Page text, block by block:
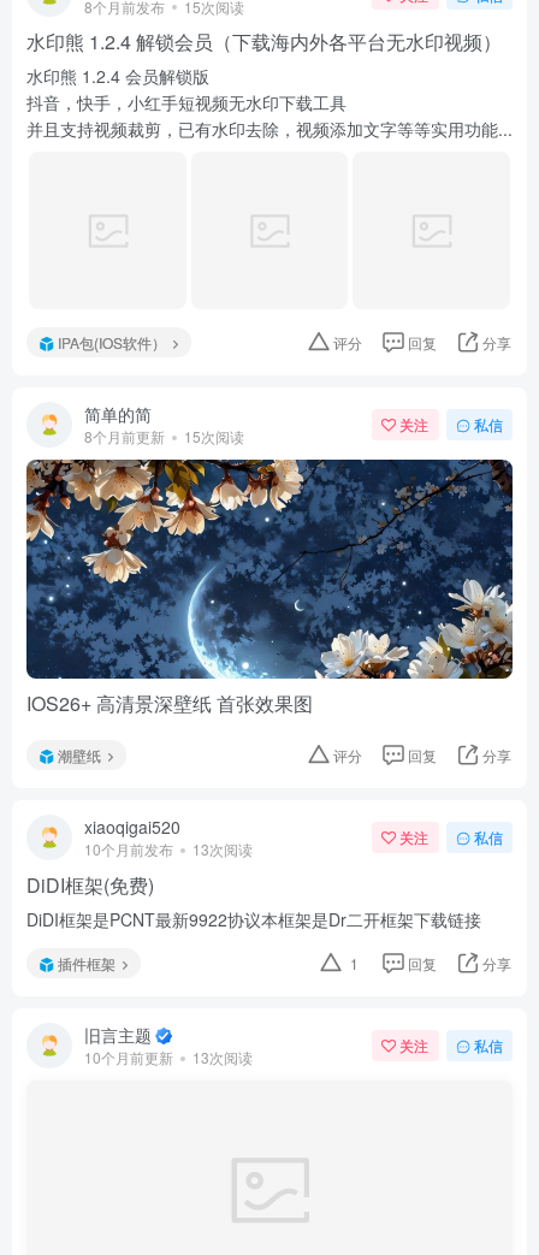
8个月前发布 15次阅读
水印熊 1.2.4 解锁会员（下载海内外各平台无水印视频）
水印熊 1.2.4 会员解锁版
抖音，快手，小红手短视频无水印下载工具
并且支持视频裁剪，已有水印去除，视频添加文字等等实用功能...
IPA包(IOS软件） 评分 回复 分享
简单的简
8个月前更新 15次阅读
关注 私信
IOS26+ 高清景深壁纸 首张效果图
潮壁纸 评分 回复 分享
xiaoqigai520
10个月前发布 13次阅读
关注 私信
DiDI框架(免费)
DiDI框架是PCNT最新9922协议本框架是Dr二开框架下载链接
插件框架 1 回复 分享
旧言主题
10个月前更新 13次阅读
关注 私信